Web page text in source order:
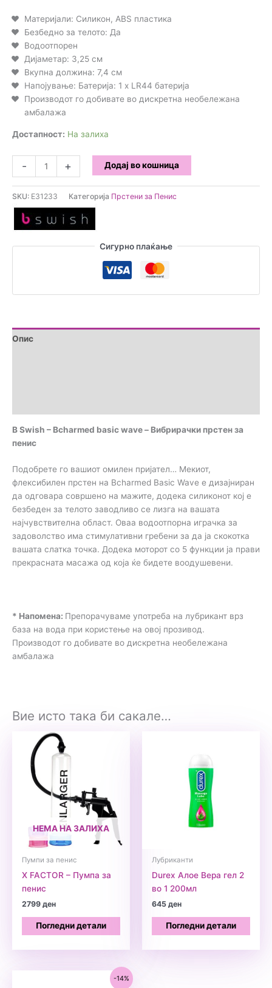
Материјали: Силикон, ABS пластика
Безбедно за телото: Да
Водоотпорен
Дијаметар: 3,25 см
Вкупна должина: 7,4 см
Напојување: Батерија: 1 x LR44 батерија
Производот го добивате во дискретна необележана
амбалажа
Достапност: На залиха
-
Swish
-
Bcharmed
basic
wave
пенис
+ Додај во кошница
SKU: E31233 Категорија Прстени за Пенис
Сигурно плаќање
Опис
B Swish – Bcharmed basic wave – Вибрирачки прстен за
пенис
Подобрете го вашиот омилен пријател… Мекиот,
флексибилен прстен на Bcharmed Basic Wave е дизајниран
да одговара совршено на мажите, додека силиконот кој е
безбеден за телото заводливо се лизга на вашата
најчувствителна област. Оваа водоотпорна играчка за
задоволство има стимулативни гребени за да ја скокотка
вашата слатка точка. Додека моторот со 5 функции ја прави
прекрасната масажа од која ќе бидете воодушевени.
* Напомена: Препорачуваме употреба на лубрикант врз
база на вода при користење на овој прозивод.
Производот го добивате во дискретна необележана
амбалажа
Вие исто така би сакале…
НЕМА НА ЗАЛИХА
Пумпи за пенис
X FACTOR – Пумпа за
пенис
2799ден
Погледни детали
Лубриканти
Durex Алое Вера гел 2
во 1 200мл
645ден
Погледни детали
-14%